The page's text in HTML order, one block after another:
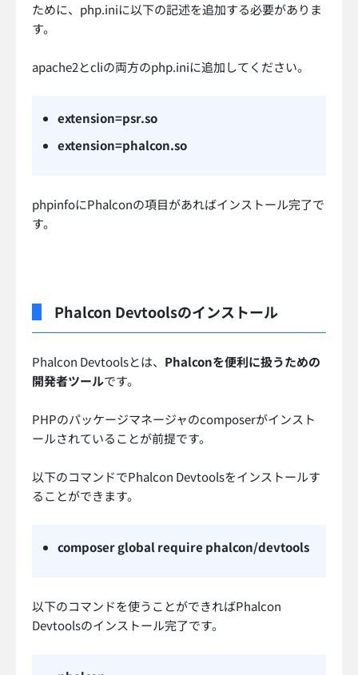
ために、php.iniに以下の記述を追加する必要がありま
す。
apache2とcliの両方のphp.iniに追加してください。
extension=psr.so
extension=phalcon.so
phpinfoにPhalconの項目があればインストール完了で
す。
Phalcon Devtoolsのインストール
Phalcon Devtoolsとは、 Phalconを便利に扱うための
開発者ツールです。
PHPのパッケージマネージャのcomposerがインスト
ールされていることが前提です。
以下のコマンドでPhalcon Devtoolsをインストールす
ることができます。
composer global require phalcon/devtools
以下のコマンドを使うことができればPhalcon
Devtoolsのインストール完了です。